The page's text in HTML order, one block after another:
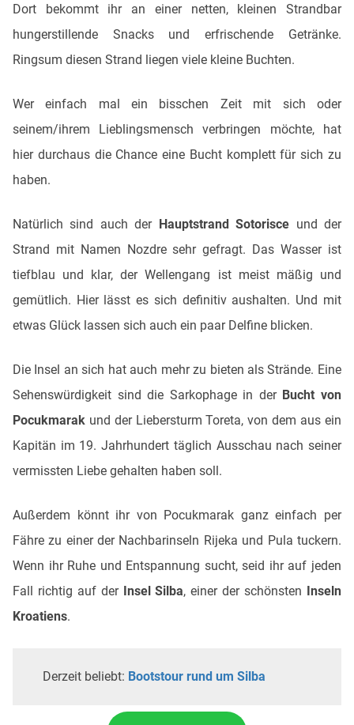
Dort bekommt ihr an einer netten, kleinen Strandbar
hungerstillende Snacks und erfrischende Getränke.
Ringsum diesen Strand liegen viele kleine Buchten.
Wer einfach mal ein bisschen Zeit mit sich oder
seinem/ihrem Lieblingsmensch verbringen möchte, hat
hier durchaus die Chance eine Bucht komplett für sich zu
haben.
Natürlich sind auch der Hauptstrand Sotorisce und der
Strand mit Namen Nozdre sehr gefragt. Das Wasser ist
tiefblau und klar, der Wellengang ist meist mäßig und
gemütlich. Hier lässt es sich definitiv aushalten. Und mit
etwas Glück lassen sich auch ein paar Delfine blicken.
Die Insel an sich hat auch mehr zu bieten als Strände. Eine
Sehenswürdigkeit sind die Sarkophage in der Bucht von
Pocukmarak und der Liebersturm Toreta, von dem aus ein
Kapitän im 19. Jahrhundert täglich Ausschau nach seiner
vermissten Liebe gehalten haben soll.
Außerdem könnt ihr von Pocukmarak ganz einfach per
Fähre zu einer der Nachbarinseln Rijeka und Pula tuckern.
Wenn ihr Ruhe und Entspannung sucht, seid ihr auf jeden
Fall richtig auf der Insel Silba, einer der schönsten Inseln
Kroatiens.
Derzeit beliebt: Bootstour rund um Silba